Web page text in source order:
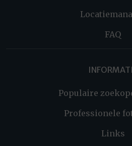
FAQ
Populaire
Professionele
Links